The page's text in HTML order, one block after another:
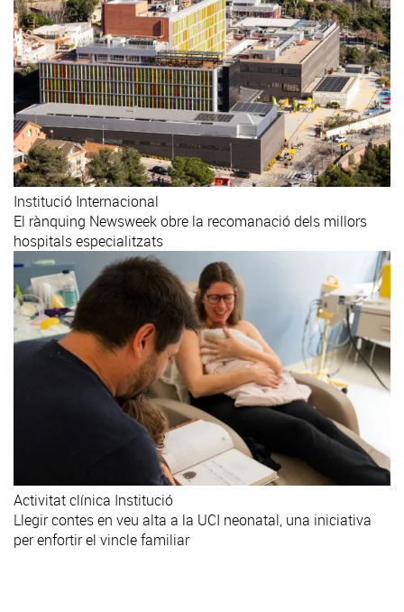
Institució Internacional
El rànquing Newsweek obre la recomanació dels millors
hospitals especialitzats
Activitat clínica Institució
Llegir contes en veu alta a la UCI neonatal, una iniciativa
per enfortir el vincle familiar